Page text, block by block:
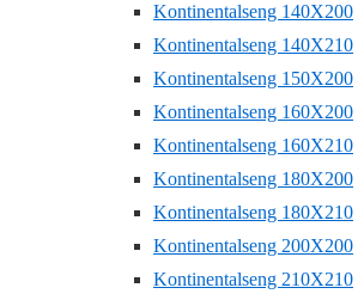
Kontinentalseng 140X200
Kontinentalseng 140X210
Kontinentalseng 150X200
Kontinentalseng 160X200
Kontinentalseng 160X210
Kontinentalseng 180X200
Kontinentalseng 180X210
Kontinentalseng 200X200
Kontinentalseng 210X210